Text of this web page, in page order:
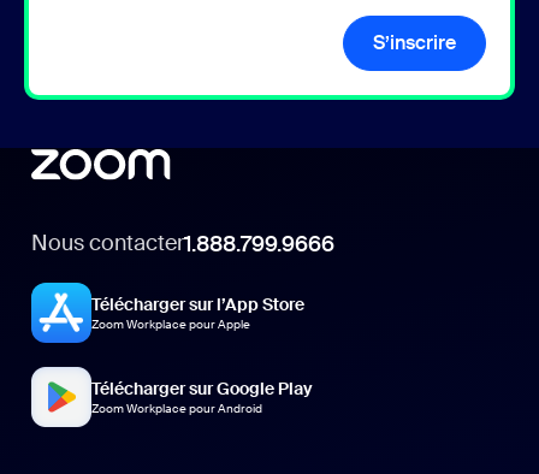
S’inscrire
Nous contacter1.888.799.9666
Télécharger sur l’App Store
Zoom Workplace pour Apple
Télécharger sur Google Play
Zoom Workplace pour Android